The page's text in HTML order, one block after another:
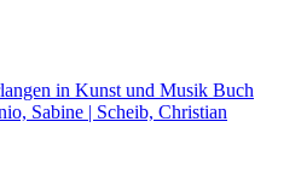
in Kunst und Musik Buch
Sabine | Scheib, Christian